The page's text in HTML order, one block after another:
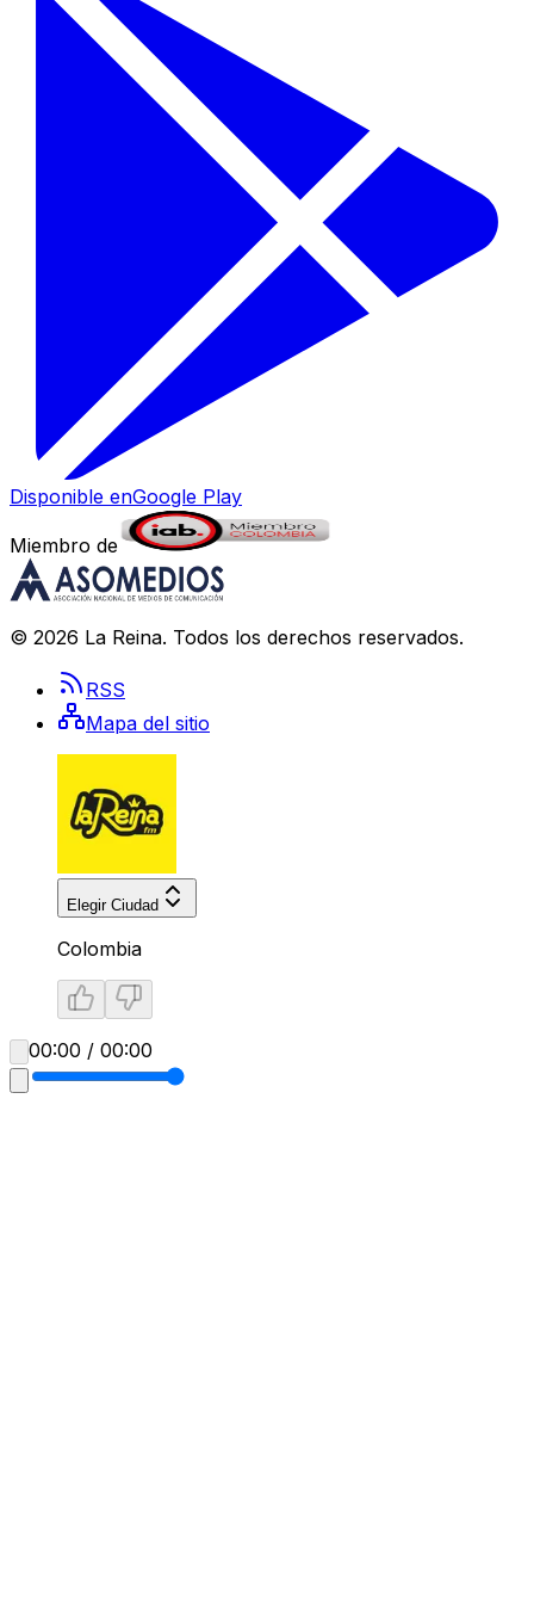
Disponible enGoogle Play
Miembro de
© 2026 La Reina. Todos los derechos reservados.
RSS
Mapa del sitio
Elegir Ciudad
Colombia
00:00 / 00:00